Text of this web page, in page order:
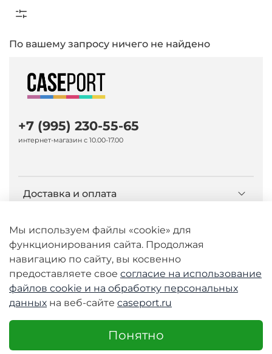
По вашему запросу ничего не найдено
Доставка и оплата
О компании Caseport
Бренд Nillkin
+7 (995) 230-55-65
интернет-магазин с 10.00-17.00
© 2026 Любое использование контента без
письменного разрешения запрещено
Мы используем файлы «cookie» для
функционирования сайта. Продолжая
навигацию по сайту, вы косвенно
предоставляете свое согласие на использование
файлов cookie и на обработку персональных
данных на веб-сайте caseport.ru
Понятно